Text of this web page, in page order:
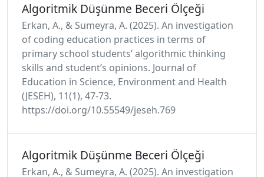
Algoritmik Düşünme Beceri Ölçeği
Erkan, A., & Sumeyra, A. (2025). An investigation
of coding education practices in terms of
primary school students’ algorithmic thinking
skills and student’s opinions. Journal of
Education in Science, Environment and Health
(JESEH), 11(1), 47-73.
https://doi.org/10.55549/jeseh.769
Algoritmik Düşünme Beceri Ölçeği
Erkan, A., & Sumeyra, A. (2025). An investigation